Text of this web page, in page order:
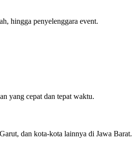
hingga penyelenggara event.
yang cepat dan tepat waktu.
dan kota-kota lainnya di Jawa Barat.